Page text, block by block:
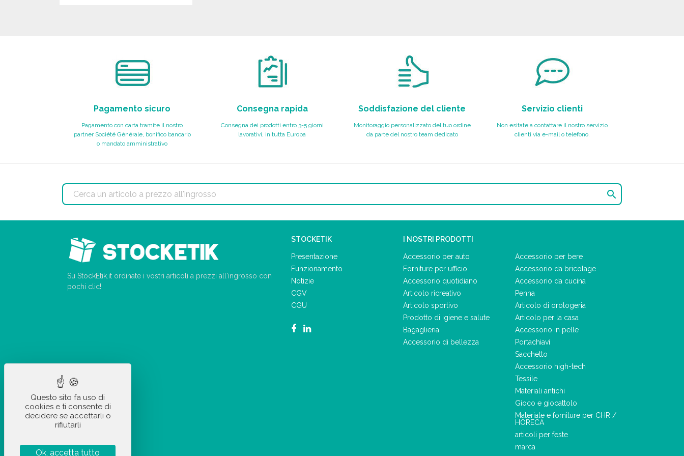
Pagamento sicuro
Pagamento con carta tramite il nostro
partner Société Générale, bonifico bancario
o mandato amministrativo
Consegna rapida
Consegna dei prodotti entro 3-5 giorni
lavorativi, in tutta Europa
Soddisfazione del cliente
Monitoraggio personalizzato del tuo ordine
da parte del nostro team dedicato
Servizio clienti
Non esitate a contattare il nostro servizio
clienti via e-mail o telefono.

Su StockEtik.it ordinate i vostri articoli a prezzi all'ingrosso con
pochi clic!
STOCKETIK
Presentazione
Funzionamento
Notizie
CGV
CGU
I NOSTRI PRODOTTI
Accessorio per auto
Forniture per ufficio
Accessorio quotidiano
Articolo ricreativo
Articolo sportivo
Prodotto di igiene e salute
Bagaglieria
Accessorio di bellezza
Accessorio per bere
Accessorio da bricolage
Accessorio da cucina
Penna
Articolo di orologeria
Articolo per la casa
Accessorio in pelle
Portachiavi
Sacchetto
Accessorio high-tech
Tessile
Materiali antichi
Gioco e giocattolo
Materiale e forniture per CHR /
HORECA
articoli per feste
marca
Questo sito fa uso di
cookies e ti consente di
decidere se accettarli o
rifiutarli
Ok, accetta tutto